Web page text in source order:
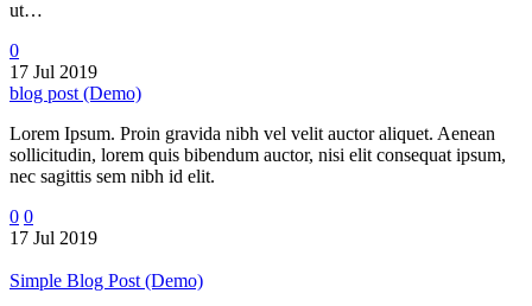
ut…
0
17 Jul 2019
blog post (Demo)
Lorem Ipsum. Proin gravida nibh vel velit auctor aliquet. Aenean
sollicitudin, lorem quis bibendum auctor, nisi elit consequat ipsum,
nec sagittis sem nibh id elit.
0 0
17 Jul 2019
Simple Blog Post (Demo)